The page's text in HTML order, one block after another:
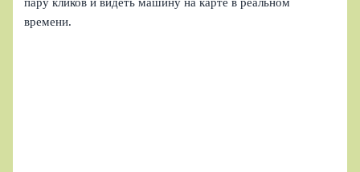
времени.